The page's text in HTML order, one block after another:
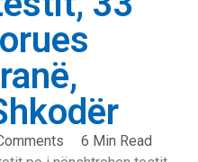
6 Min Read